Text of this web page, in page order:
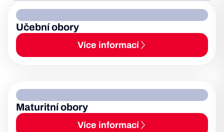
Učební obory
Více informací
Maturitní obory
Více informací